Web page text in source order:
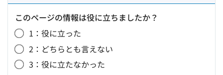
このページの情報は役に立ちましたか？
1：役に立った
2：どちらとも言えない
3：役に立たなかった